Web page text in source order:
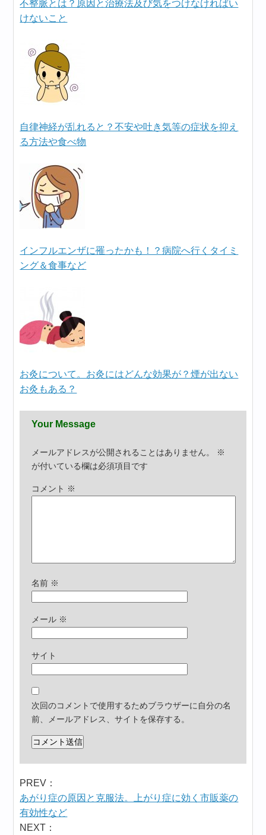
不整脈とは？原因と治療法及び気をつけなければい
けないこと
自律神経が乱れると？不安や吐き気等の症状を抑え
る方法や食べ物
インフルエンザに罹ったかも！？病院へ行くタイミ
ング＆食事など
お灸について。お灸にはどんな効果が？煙が出ない
お灸もある？
Your Message
メールアドレスが公開されることはありません。
※
が付いている欄は必須項目です
コメント ※
名前 ※
メール ※
サイト
次回のコメントで使用するためブラウザーに自分の名
前、メールアドレス、サイトを保存する。
PREV：
あがり症の原因と克服法。上がり症に効く市販薬の
有効性など
NEXT：